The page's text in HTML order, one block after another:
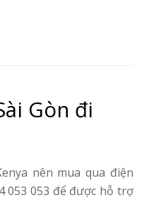
Gòn đi
nên mua qua điện
053 053 để được hỗ trợ